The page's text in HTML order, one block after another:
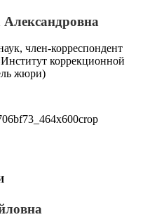
член-корреспондент
коррекционной
жюри)